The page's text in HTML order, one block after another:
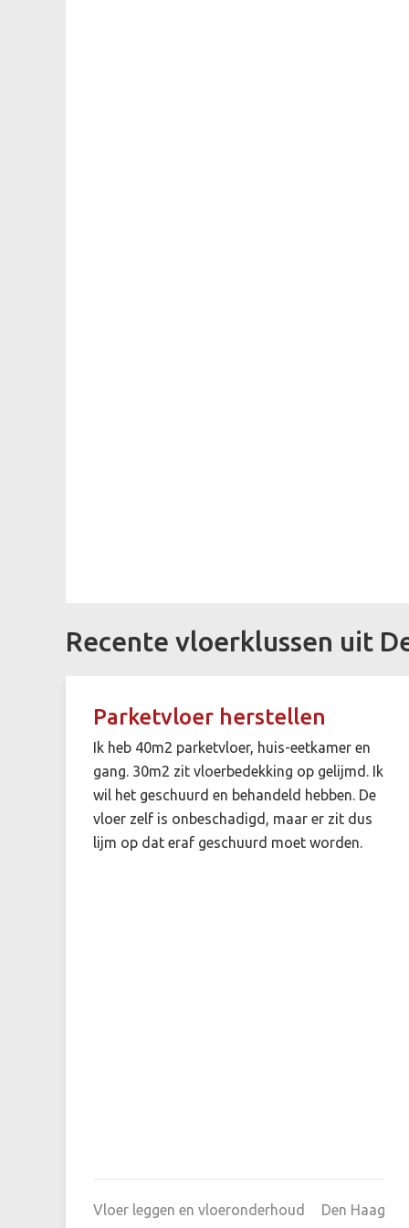
Recente vloerklussen uit
Parketvloer herstellen
Ik heb 40m2 parketvloer, huis-eetkamer en
gang. 30m2 zit vloerbedekking op gelijmd. Ik
wil het geschuurd en behandeld hebben. De
vloer zelf is onbeschadigd, maar er zit dus
lijm op dat eraf geschuurd moet worden.
Vloer leggen en vloeronderhoud Den Haag